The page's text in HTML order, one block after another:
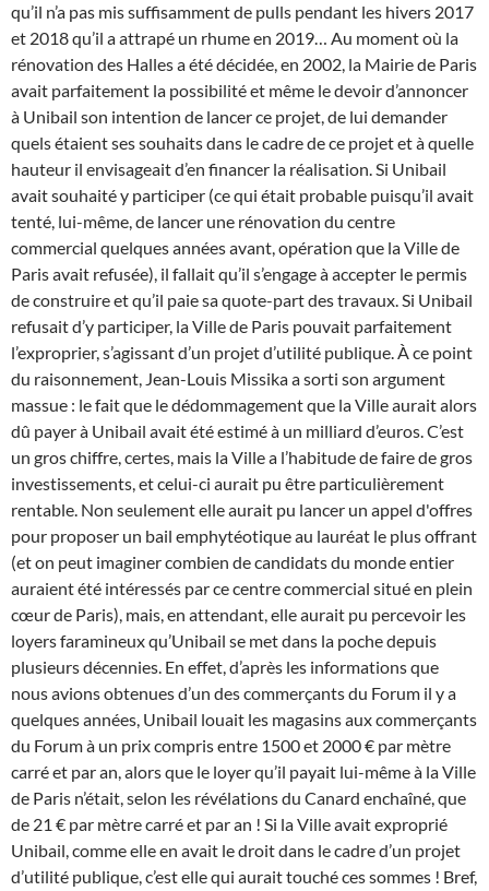
qu’il n’a pas mis suffisamment de pulls pendant les hivers 2017
et 2018 qu’il a attrapé un rhume en 2019… Au moment où la
rénovation des Halles a été décidée, en 2002, la Mairie de Paris
avait parfaitement la possibilité et même le devoir d’annoncer
à Unibail son intention de lancer ce projet, de lui demander
quels étaient ses souhaits dans le cadre de ce projet et à quelle
hauteur il envisageait d’en financer la réalisation. Si Unibail
avait souhaité y participer (ce qui était probable puisqu’il avait
tenté, lui-même, de lancer une rénovation du centre
commercial quelques années avant, opération que la Ville de
Paris avait refusée), il fallait qu’il s’engage à accepter le permis
de construire et qu’il paie sa quote-part des travaux. Si Unibail
refusait d’y participer, la Ville de Paris pouvait parfaitement
l’exproprier, s’agissant d’un projet d’utilité publique. À ce point
du raisonnement, Jean-Louis Missika a sorti son argument
massue : le fait que le dédommagement que la Ville aurait alors
dû payer à Unibail avait été estimé à un milliard d’euros. C’est
un gros chiffre, certes, mais la Ville a l’habitude de faire de gros
investissements, et celui-ci aurait pu être particulièrement
rentable. Non seulement elle aurait pu lancer un appel d'offres
pour proposer un bail emphytéotique au lauréat le plus offrant
(et on peut imaginer combien de candidats du monde entier
auraient été intéressés par ce centre commercial situé en plein
cœur de Paris), mais, en attendant, elle aurait pu percevoir les
loyers faramineux qu’Unibail se met dans la poche depuis
plusieurs décennies. En effet, d’après les informations que
nous avions obtenues d’un des commerçants du Forum il y a
quelques années, Unibail louait les magasins aux commerçants
du Forum à un prix compris entre 1500 et 2000 € par mètre
carré et par an, alors que le loyer qu’il payait lui-même à la Ville
de Paris n’était, selon les révélations du Canard enchaîné, que
de 21 € par mètre carré et par an ! Si la Ville avait exproprié
Unibail, comme elle en avait le droit dans le cadre d’un projet
d’utilité publique, c’est elle qui aurait touché ces sommes ! Bref,